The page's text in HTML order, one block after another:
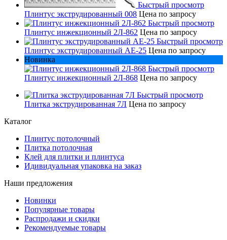
Быстрый просмотр
Плинтус экструдированный 008 Цена по запросу
Быстрый просмотр
Плинтус инжекционный 2Л-862 Цена по запросу
Быстрый просмотр
Плинтус экструдированный AE-25 Цена по запросу
Новинка
Быстрый просмотр
Плинтус инжекционный 2Л-868 Цена по запросу
Быстрый просмотр
Плитка экструдированная 7Л Цена по запросу
Каталог
Плинтус потолочный
Плитка потолочная
Клей для плитки и плинтуса
Идивидуальная упаковка на заказ
Наши предложения
Новинки
Популярные товары
Распродажи и скидки
Рекомендуемые товары